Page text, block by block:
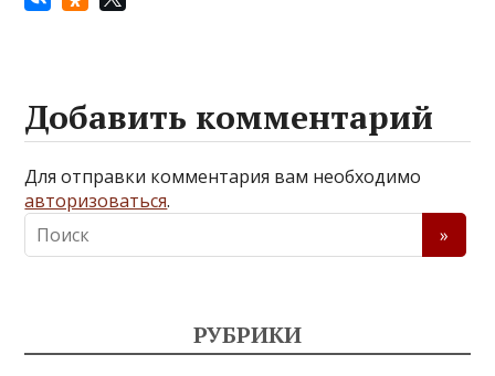
Добавить комментарий
Для отправки комментария вам необходимо
авторизоваться.
РУБРИКИ